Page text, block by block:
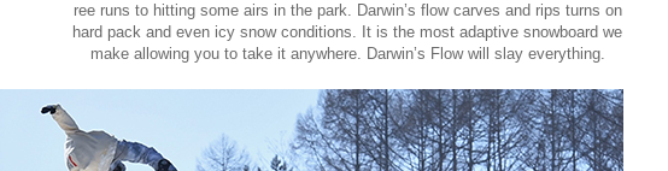
ree runs to hitting some airs in the park. Darwin’s flow carves and rips turns on
hard pack and even icy snow conditions. It is the most adaptive snowboard we
make allowing you to take it anywhere. Darwin’s Flow will slay everything.